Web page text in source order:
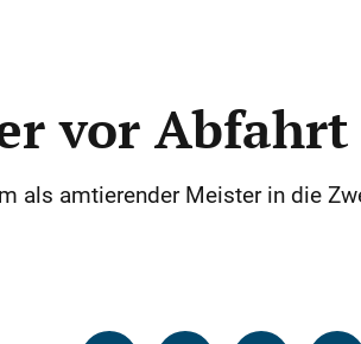
vor Abfahrt
als amtierender Meister in die